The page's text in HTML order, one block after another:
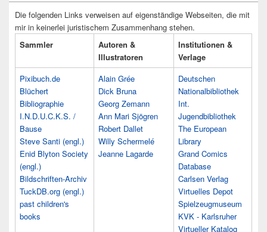
Die folgenden Links verweisen auf eigenständige Webseiten, die mit
mir in keinerlei juristischem Zusammenhang stehen.
Sammler
Autoren &
Illustratoren
Institutionen &
Verlage
Pixibuch.de
Blüchert
Bibliographie
I.N.D.U.C.K.S. /
Bause
Steve Santi (engl.)
Enid Blyton Society
(engl.)
Bildschriften-Archiv
TuckDB.org (engl.)
past children's
books
Alain Grée
Dick Bruna
Georg Zemann
Ann Mari Sjögren
Robert Dallet
Willy Schermelé
Jeanne Lagarde
Deutschen
Nationalbibliothek
Int.
Jugendbibliothek
The European
Library
Grand Comics
Database
Carlsen Verlag
Virtuelles Depot
Spielzeugmuseum
KVK - Karlsruher
Virtueller Katalog